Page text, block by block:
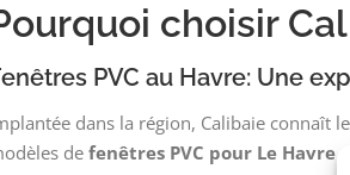
choisir
PVC au Havre: Une
dans la région, Calibaie connaît
de fenêtres PVC pour Le Havre